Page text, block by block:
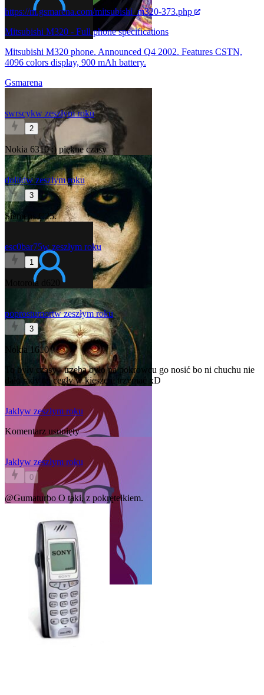
https://m.gsmarena.com/mitsubishi_m320-373.php
Mitsubishi M320 - Full phone specifications
Mitsubishi M320 phone. Announced Q4 2002. Features CSTN,
4096 colors display, 900 mAh battery.
Gsmarena
swrscykw zeszłym roku
2
Nokia 6310 :) piękne czasy
dolitdw zeszłym roku
3
Siemens C25.
esc0bar75w zeszłym roku
1
Motorola d620
poprostumortw zeszłym roku
3
Nokia 1610
To były czasy - trzeba było na pokrowcu go nosić bo ni chuchu nie
dało rady tej cegły w kieszeni trzymać xD
Jaklyw zeszłym roku
Komentarz usunięty
Jaklyw zeszłym roku
0
@Gumaturbo O taki, z pokrętełkiem.